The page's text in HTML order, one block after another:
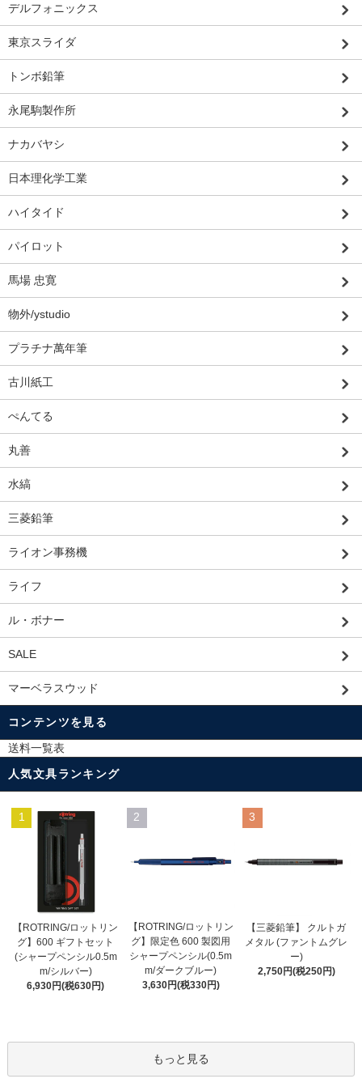
デルフォニックス
東京スライダ
トンボ鉛筆
永尾駒製作所
ナカバヤシ
日本理化学工業
ハイタイド
パイロット
馬場 忠寛
物外/ystudio
プラチナ萬年筆
古川紙工
ぺんてる
丸善
水縞
三菱鉛筆
ライオン事務機
ライフ
ル・ボナー
SALE
マーベラスウッド
コンテンツを見る
送料一覧表
人気文具ランキング
1
【ROTRING/ロットリン
グ】600 ギフトセット
(シャープペンシル0.5m
m/シルバー)
6,930円(税630円)
2
【ROTRING/ロットリン
グ】限定色 600 製図用
シャープペンシル(0.5m
m/ダークブルー)
3,630円(税330円)
3
【三菱鉛筆】 クルトガ
メタル (ファントムグレ
ー)
2,750円(税250円)
もっと見る